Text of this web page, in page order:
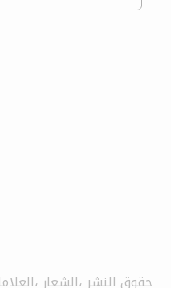
حقوق النشر ،الشعار